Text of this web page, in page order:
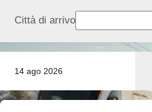
14 ago 2026
Città di arrivo